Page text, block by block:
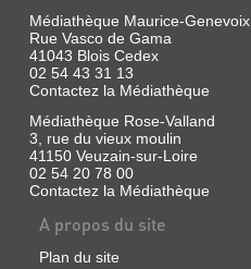
Médiathèque Maurice-Genevoix
Rue Vasco de Gama
41043 Blois Cedex
02 54 43 31 13
Contactez la Médiathèque
Médiathèque Rose-Valland
3, rue du vieux moulin
41150 Veuzain-sur-Loire
02 54 20 78 00
Contactez la Médiathèque
A propos du site
Plan du site